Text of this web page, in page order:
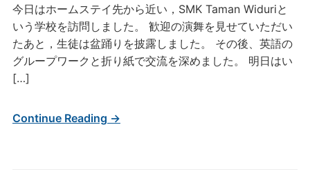
今日はホームステイ先から近い，SMK Taman Widuriと
いう学校を訪問しました。 歓迎の演舞を見せていただい
たあと，生徒は盆踊りを披露しました。 その後、英語の
グループワークと折り紙で交流を深めました。 明日はい
[…]
Continue Reading →